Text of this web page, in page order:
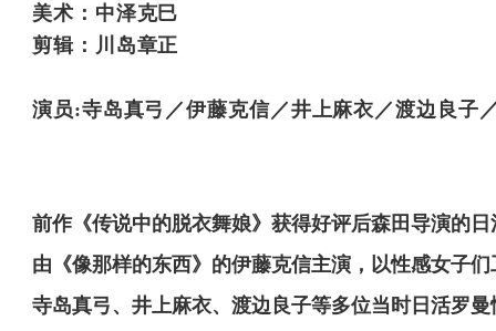
美术：中泽克巳
剪辑：川岛章正
演员:寺岛真弓／伊藤克信／井上麻衣／渡边良子
前作《传说中的脱衣舞娘》获得好评后森田导演的
由《像那样的东西》的伊藤克信主演，以性感女子
寺岛真弓、井上麻衣、渡边良子等多位当时日活罗